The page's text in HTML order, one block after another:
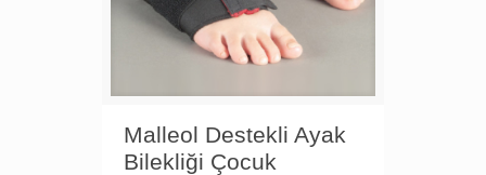
Malleol Destekli Ayak
Bilekliği Çocuk